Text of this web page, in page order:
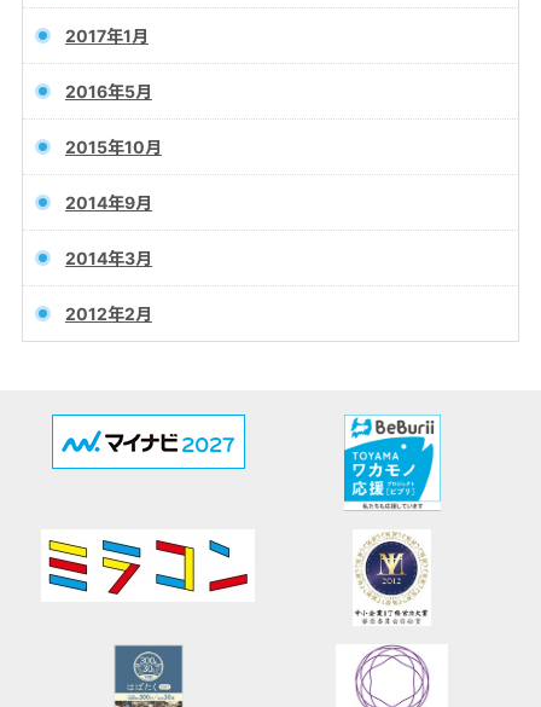
2017年1月
2016年5月
2015年10月
2014年9月
2014年3月
2012年2月